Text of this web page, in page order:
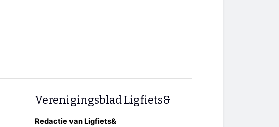
Verenigingsblad Ligfiets&
Redactie van Ligfiets&